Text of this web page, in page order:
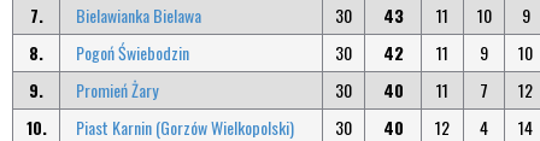
7.
Bielawianka Bielawa 30 43 11 10
9
8.
Pogoń Świebodzin 30 42 11 9
10
9.
Promień Żary 30 40 11 7
12
10.
Piast Karnin (Gorzów Wielkopolski) 30 40 12 4
14